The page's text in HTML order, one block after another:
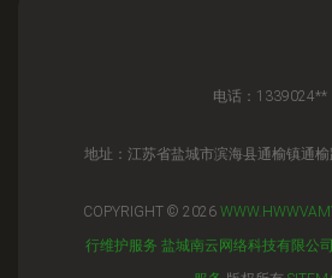
电话：1339024**
地址：江苏省盐城市滨海县通榆镇通
COPYRIGHT © 2026
行维护服务 盐城南云网络科技有限公司